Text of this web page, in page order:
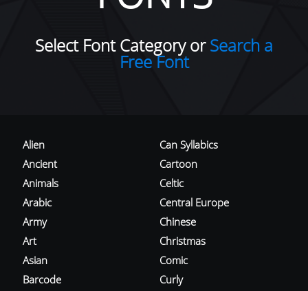
Select Font Category orSearch a
Free Font
Alien
Ancient
Animals
Arabic
Army
Art
Asian
Barcode
Can Syllabics
Cartoon
Celtic
Central Europe
Chinese
Christmas
Comic
Curly